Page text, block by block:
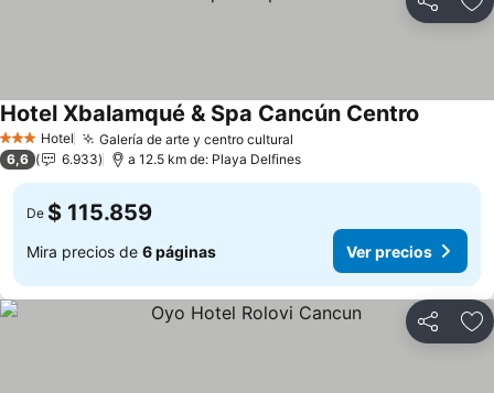
Compartir
3 Estrellas
Hotel Galería de arte y centro cultural
Hotel Xbalamqué & Spa Cancún Centro
6,6 6.933 a 12.5 km de: Playa Delfines
De $ 115.859
Mira precios de 6 páginas Ver precios
Compartir